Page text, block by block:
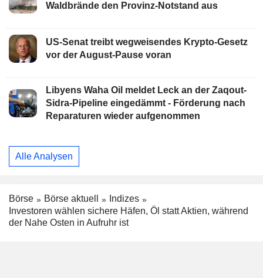
Waldbrände den Provinz-Notstand aus
US-Senat treibt wegweisendes Krypto-Gesetz
vor der August-Pause voran
Libyens Waha Oil meldet Leck an der Zaqout-
Sidra-Pipeline eingedämmt - Förderung nach
Reparaturen wieder aufgenommen
Alle Analysen
Börse Börse aktuell
Indizes
Investoren wählen sichere Häfen, Öl statt Aktien, während
der Nahe Osten in Aufruhr ist